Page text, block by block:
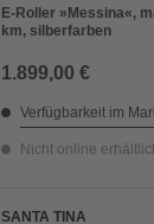
E-Roller »Messina«,
km, silberfarben
1.899,00 €
Verfügbarkeit im
Nicht online
SANTA TINA